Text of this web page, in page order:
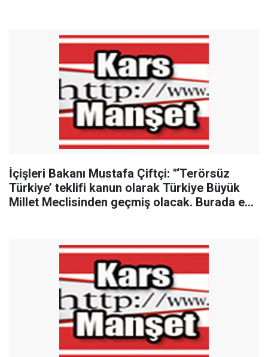
İçişleri Bakanı Mustafa Çiftçi: "‘Terörsüz
Türkiye’ teklifi kanun olarak Türkiye Büyük
Millet Meclisinden geçmiş olacak. Burada en